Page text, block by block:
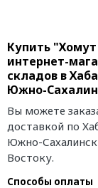
Купить
интернет-
складов в
Южно-
Вы можете
доставкой по
Южно-
Востоку.
Способы оплаты